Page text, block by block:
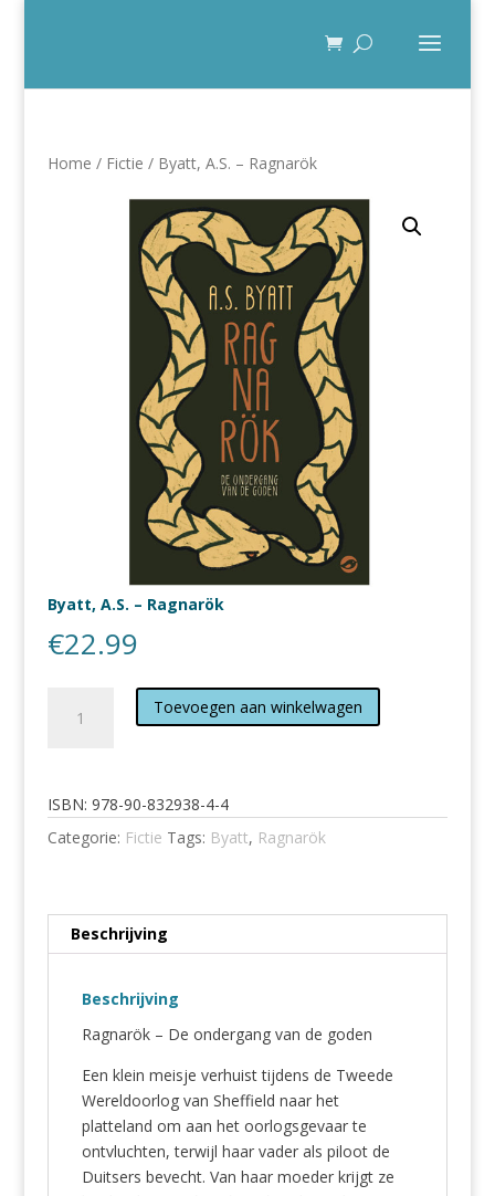
Home / Fictie / Byatt, A.S. – Ragnarök
Byatt, A.S. – Ragnarök
€22.99
aantal
Toevoegen aan winkelwagen
ISBN: 978-90-832938-4-4
Categorie: Fictie Tags: Byatt, Ragnarök
Beschrijving
Beschrijving
Ragnarök – De ondergang van de goden
Een klein meisje verhuist tijdens de Tweede
Wereldoorlog van Sheffield naar het
platteland om aan het oorlogsgevaar te
ontvluchten, terwijl haar vader als piloot de
Duitsers bevecht. Van haar moeder krijgt ze